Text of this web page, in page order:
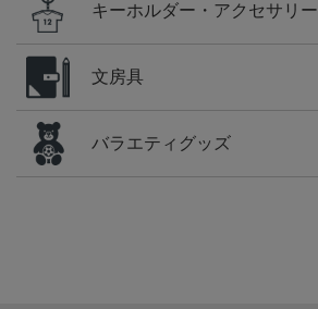
キーホルダー・アクセサリー
文房具
バラエティグッズ